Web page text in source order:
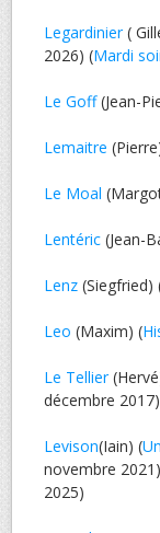
Legardinier(
2026) (Mardi
Le Goff(Jean-
Lemaitre
Le Moal
Lentéric (Jean-
Lenz (Siegfried)
Leo (Maxim) (
Le Tellier
décembre 2017)
Levison(Iain) (
novembre
2025)